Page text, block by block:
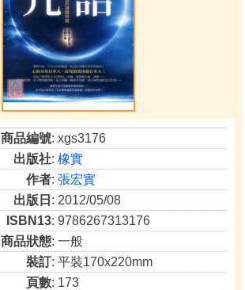
商品編號: xgs3176
出版社:橡實
作者:張宏實
出版日 : 2012/05/08
ISBN13: 9786267313176
商品狀態: 一般
裝訂: 平裝170x220mm
頁數: 173